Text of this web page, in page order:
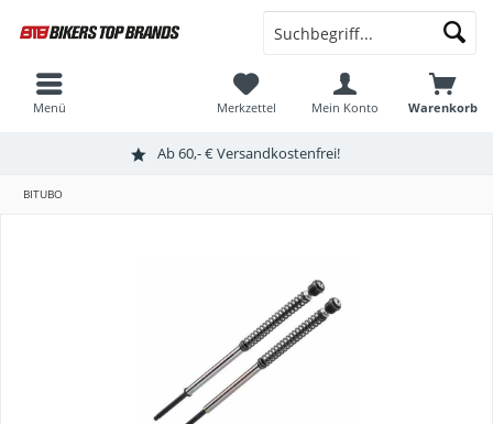
Ab 60,- € Versandkostenfrei!
Warenkorb
Merkzettel Mein Konto
Menü
BITUBO